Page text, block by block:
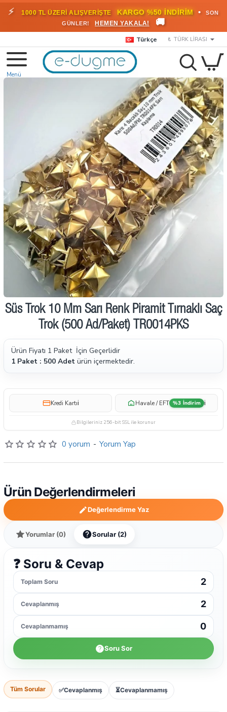
⚡ 1000 TL ÜZERİ ALIŞVERİŞTE KARGO %50 İNDİRİM •
SON
GÜNLER!
HEMEN YAKALA! 🚚
Türkçe ₺ TÜRK LIRASI
İndirimde
Ön Sipariş
Süs Trok 10 Mm Sarı Renk Piramit Tırnaklı Saç
Trok (500 Ad/Paket) TR0014PKS
Ürün Fiyatı 1 Paket İçin Geçerlidir
1 Paket : 500 Adet ürün içermektedir.
Kredi Kartıi Havale / EFT %3 İndirim i
Bilgileriniz 256-bit SSL ile korunur
0 yorum - Yorum Yap
Ürün Değerlendirmeleri
Değerlendirme Yaz
Yorumlar (0) Sorular (2)
❓ Soru & Cevap
Toplam Soru 2
Cevaplanmış 2
Cevaplanmamış 0
Soru Sor
Tüm Sorular ✅Cevaplanmış ⏳Cevaplanmamış